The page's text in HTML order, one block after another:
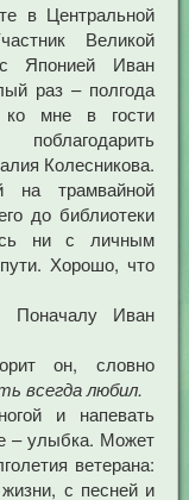
в Центральной
Великой
Японией Иван
раз – полгода
ко мне в гости
Колесникова.
на трамвайной
до библиотеки
ни с личным
Хорошо, что
Поначалу Иван
он, словно
всегда любил.
и напевать
– улыбка. Может
ветерана:
с песней и